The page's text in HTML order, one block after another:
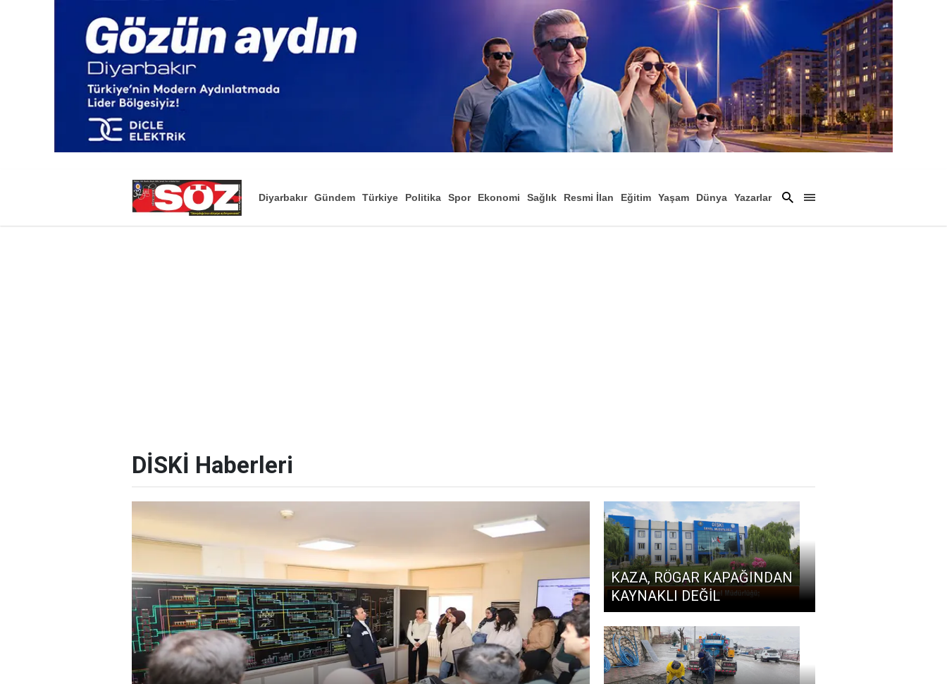
Diyarbakır Gündem Türkiye Politika Spor Ekonomi Sağlık Resmi İlan Eğitim Yaşam
Dünya
Yazarlar
DİSKİ Haberleri
KAZA, RÖGAR KAPAĞINDAN
KAYNAKLI DEĞİL